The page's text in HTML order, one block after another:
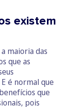
existem
maioria das
que as
é normal que
que
pois